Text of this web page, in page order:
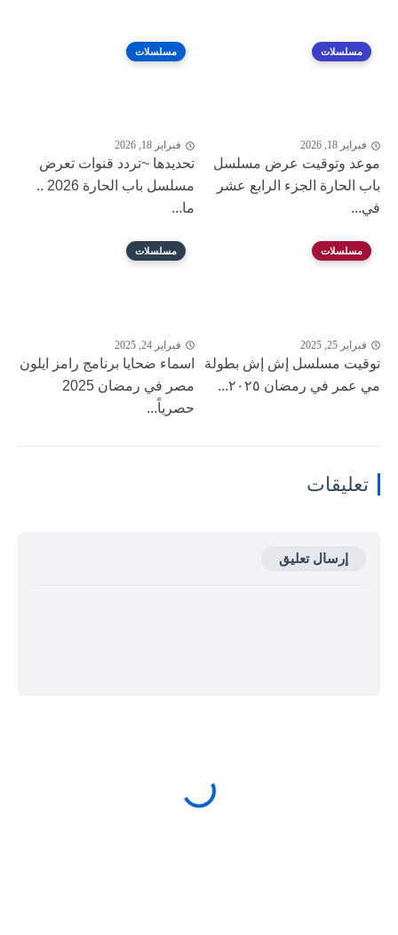
مسلسلات
فبراير 18, 2026
موعد وتوقيت عرض مسلسل
باب الحارة الجزء الرابع عشر
في...
مسلسلات
فبراير 18, 2026
تحديدها ~تردد قنوات تعرض
مسلسل باب الحارة 2026 ..
ما...
مسلسلات
فبراير 25, 2025
توقيت مسلسل إش إش بطولة
مي عمر في رمضان ٢٠٢٥...
مسلسلات
فبراير 24, 2025
اسماء ضحايا برنامج رامز ايلون
مصر في رمضان 2025
حصرياً...
تعليقات
إرسال تعليق